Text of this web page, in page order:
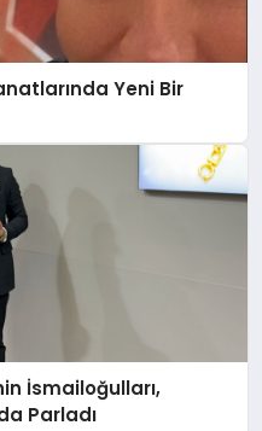
Yeni Bir
İsmailoğulları,
Parladı ￼